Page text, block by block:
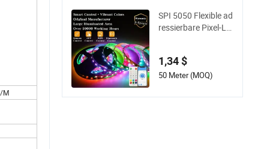
M
SPI 5050 Flexible ad
ressierbare Pixel-LE
Smarte Steuerung f
ür Schrank, Treppe,
e
1,34 $
50 Meter (MOQ)